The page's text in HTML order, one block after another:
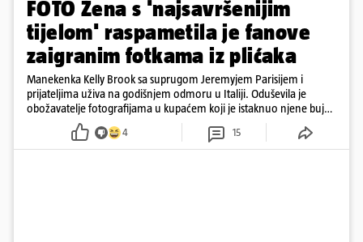
FOTO Žena s 'najsavršenijim
tijelom' raspametila je fanove
zaigranim fotkama iz plićaka
Manekenka Kelly Brook sa suprugom Jeremyjem Parisijem i
prijateljima uživa na godišnjem odmoru u Italiji. Oduševila je
obožavatelje fotografijama u kupaćem koji je istaknuo njene bujne
4 15